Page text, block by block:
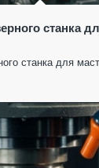
станка
станка для